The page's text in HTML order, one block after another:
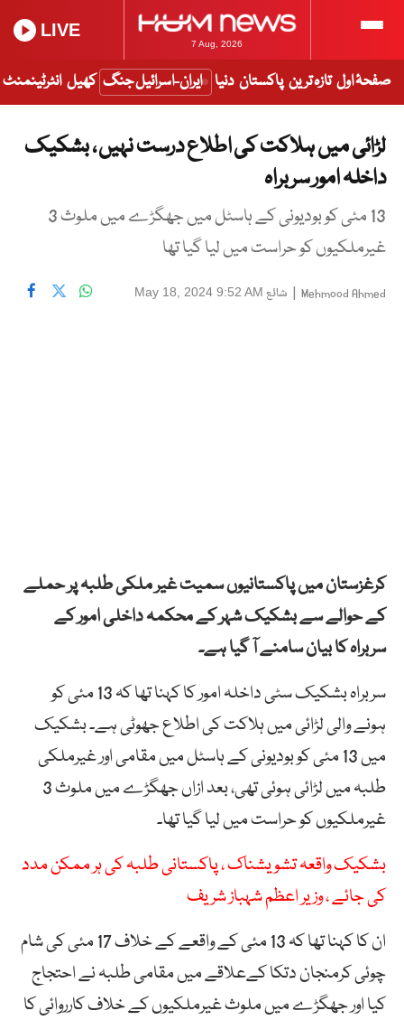
7 Aug, 2026
LIVE
صفحۂ اول تازہ ترین پاکستان دنیا ایران-اسرائیل جنگ کھیل انٹرٹینمنٹ
لڑائی میں ہلاکت کی اطلاع درست نہیں ، بشکیک
داخلہ امور سربراہ
13 مئی کو بودیونی کے ہاسٹل میں جھگڑے میں ملوث 3
غیرملکیوں کو حراست میں لیا گیا تھا
Mehmood Ahmed
| شائع May 18, 2024 9:52 AM
کرغزستان میں پاکستانیوں سمیت غیر ملکی طلبہ پر حملے
کے حوالے سے بشکیک شہر کے محکمہ داخلی امور کے
سربراہ کا بیان سامنے آ گیا ہے۔
سربراہ بشکیک سٹی داخلہ امور کا کہنا تھا کہ 13 مئی کو
ہونے والی لڑائی میں ہلاکت کی اطلاع جھوٹی ہے۔ بشکیک
میں 13 مئی کو بودیونی کے ہاسٹل میں مقامی اور غیرملکی
طلبہ میں لڑائی ہوئی تھی، بعد ازاں جھگڑے میں ملوث 3
غیرملکیوں کو حراست میں لیا گیا تھا۔
بشکیک واقعہ تشویشناک ، پاکستانی طلبہ کی ہر ممکن مدد
کی جائے ، وزیر اعظم شہباز شریف
ان کا کہنا تھا کہ 13 مئی کے واقعے کے خلاف 17 مئی کی شام
چوئی کرمنجان دتکا کےعلاقے میں مقامی طلبہ نے احتجاج
کیا اور جھگڑے میں ملوث غیرملکیوں کے خلاف کارروائی کا